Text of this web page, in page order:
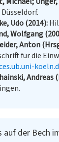
Düsseldorf.
Udo (2014)
Wolfgang
Anton
für die
Andreas
auf der Bech